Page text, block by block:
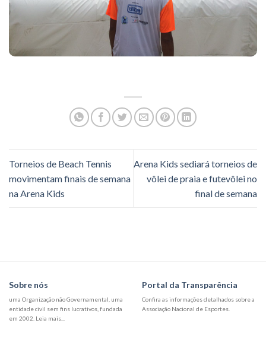
Torneios de Beach Tennis
movimentam finais de semana
na Arena Kids
Arena Kids sediará torneios de
vôlei de praia e futevôlei no
final de semana
Sobre nós
uma Organização não Governamental, uma
entidade civil sem fins lucrativos, fundada
em 2002. Leia mais...
Portal da Transparência
Confira as informações detalhados sobre a
Associação Nacional de Esportes.